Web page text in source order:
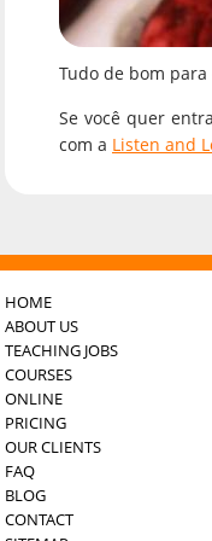
Tudo de bom
Se você quer
com a Listen and
HOME
ABOUT US
TEACHING JOBS
COURSES
ONLINE
PRICING
OUR CLIENTS
FAQ
BLOG
CONTACT